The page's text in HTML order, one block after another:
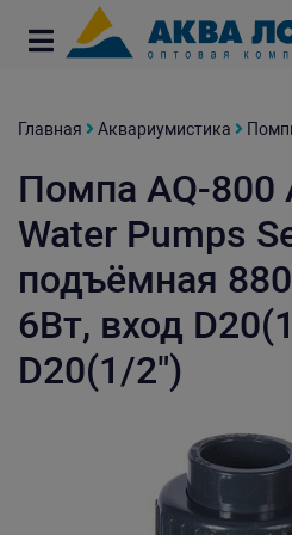
Главная Аквариумистика
Помпа AQ-800
Water Pumps
подъёмная
6Вт, вход
D20(1/2")